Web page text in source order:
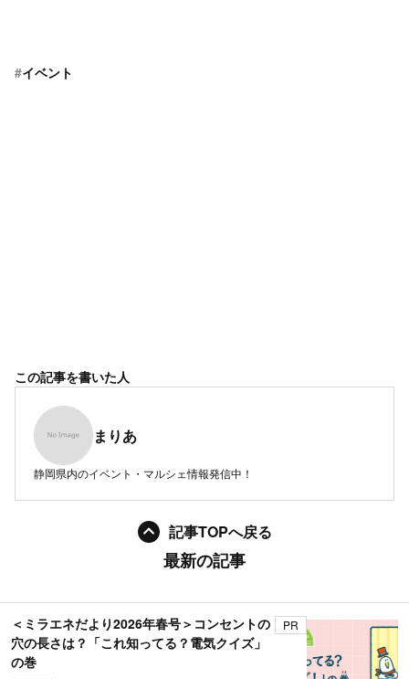
#イベント
この記事を書いた人
まりあ
静岡県内のイベント・マルシェ情報発信中！
記事TOPへ戻る
最新の記事
＜ミラエネだより2026年春号＞コンセントの
穴の長さは？「これ知ってる？電気クイズ」
の巻
PR